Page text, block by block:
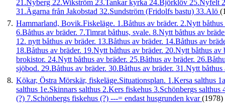
21.Nyberg 22.Wikström 23.Tankar kyrka 24.Björklöv 25.Nyfelt
31.Ägarna från Jakobstad 32.Sundström (Fridolfs bastu) 33.Alö
7. Hammarland, Bovik.Fiskeläge. 1.Båthus av bräder. 2.Nytt
6.Båthus av bräder. 7.Timrat båthus, svale. 8.Nytt båthus av
12. nytt båthus av bräder. 13.Båthus av bräder. 14.Båthus av
18.Båthus av bräder. 19.Nytt båthus av bräder. 20.Nytt båthus
brokistor. 24.Nytt båthus av bräder. 25.Båthus av bräder.
sjöbod. 29.Båthus av bräder. 30.Båthus av bräder. 31.Nytt
8. Kökar, Östra Mörskär, fiskeläge.Situationsplan. 1.Kersa salthus
salthus 1e.Skinnars salthus 2.Kers fiskehus 3.Schönbergs
(?) 7.Schönbergs fiskehus (?) ---= endast husgrunden kvar(1978)